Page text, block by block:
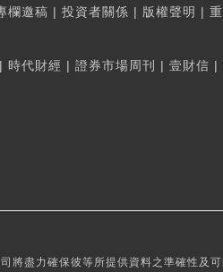
欄邀稿 | 投資者關係 | 版權聲明 |
| 時代財經 | 證券市場周刊 | 壹財信 |
將盡力確保彼等所提供資料之準確性及